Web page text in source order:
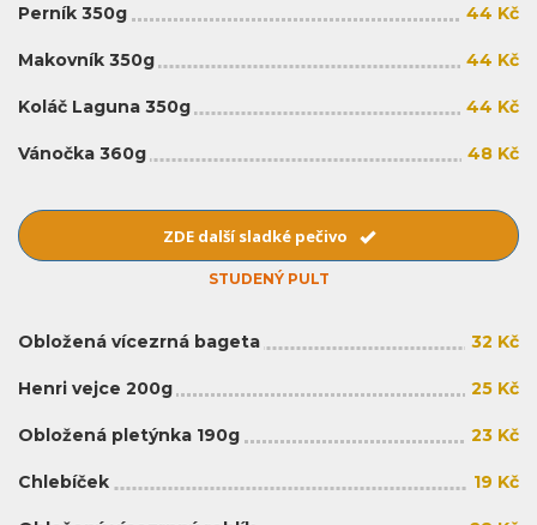
Perník 350g 44 Kč
Makovník 350g 44 Kč
Koláč Laguna 350g 44 Kč
Vánočka 360g 48 Kč
ZDE další sladké pečivo
STUDENÝ PULT
Obložená vícezrná bageta 32 Kč
Henri vejce 200g 25 Kč
Obložená pletýnka 190g 23 Kč
Chlebíček 19 Kč